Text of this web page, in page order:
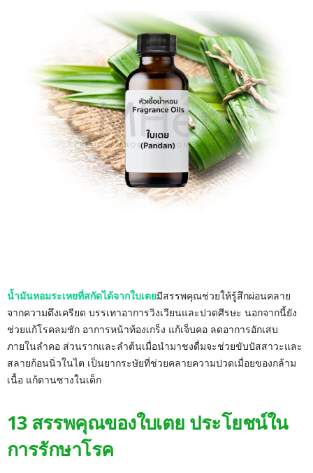
น้ำมันหอมระเหยที่สกัดได้จากใบเตยมีสรรพคุณช่วยให้รู้สึกผ่อนคลาย
จากความตึงเครียด บรรเทาอาการวิงเวียนและปวดศีรษะ นอกจากนี้ยัง
ช่วยแก้โรคลมชัก อาการหน้าท้องเกร็ง แก้เจ็บคอ ลดอาการอักเสบ
ภายในลำคอ ส่วนรากและลำต้นเมื่อนำมาชงดื่มจะช่วยขับปัสสาวะและ
สลายก้อนนิ่วในไต เป็นยากระษัยที่ช่วยคลายความปวดเมื่อยของกล้าม
เนื้อ แก้ตานซางในเด็ก
13 สรรพคุณของใบเตย ประโยชน์ใน
การรักษาโรค